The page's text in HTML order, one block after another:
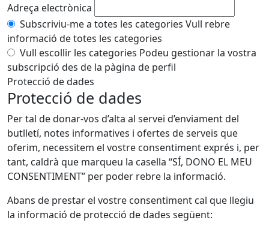
Adreça electrònica
Subscriviu-me a totes les categories Vull rebre
informació de totes les categories
Vull escollir les categories Podeu gestionar la vostra
subscripció des de la pàgina de perfil
Protecció de dades
Protecció de dades
Per tal de donar-vos d’alta al servei d’enviament del
butlletí, notes informatives i ofertes de serveis que
oferim, necessitem el vostre consentiment exprés i, per
tant, caldrà que marqueu la casella “SÍ, DONO EL MEU
CONSENTIMENT” per poder rebre la informació.
Abans de prestar el vostre consentiment cal que llegiu
la informació de protecció de dades següent: